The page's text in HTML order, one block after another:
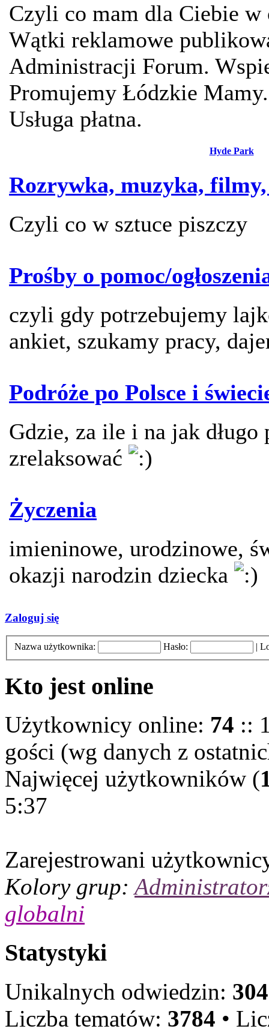
Czyli co mam dla Ciebie w
Wątki reklamowe
Administracji Forum.
Promujemy Łódzkie Mamy.
Usługa płatna.
Hyde Park
Rozrywka, muzyka,
Czyli co w sztuce piszczy
Prośby o pomoc/
czyli gdy potrzebujemy
ankiet, szukamy pracy,
Podróże po Polsce i
Gdzie, za ile i na jak długo
zrelaksować
Życzenia
imieninowe, urodzinowe,
okazji narodzin dziecka
Zaloguj się
Nazwa użytkownika: Hasło: |
Kto jest online
Użytkownicy online: 74 ::
gości (wg danych z
Najwięcej użytkowników (
5:37
Zarejestrowani
Kolory grup:
globalni
Statystyki
Unikalnych odwiedzin:
Liczba tematów: 3784 •